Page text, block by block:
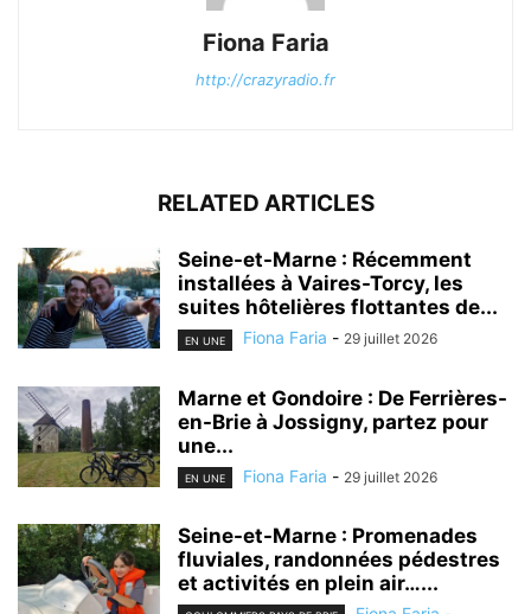
Fiona Faria
http://crazyradio.fr
RELATED ARTICLES
Seine-et-Marne : Récemment
installées à Vaires-Torcy, les
suites hôtelières flottantes de...
EN UNE Fiona Faria - 29 juillet 2026
Marne et Gondoire : De Ferrières-
en-Brie à Jossigny, partez pour
une...
EN UNE Fiona Faria - 29 juillet 2026
Seine-et-Marne : Promenades
fluviales, randonnées pédestres
et activités en plein air…...